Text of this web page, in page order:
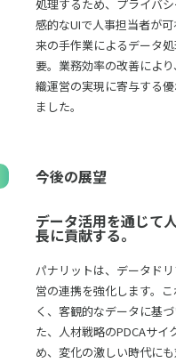
処理するため、プライバ
感的なUIで人事担当者が
来の手作業によるデータ
要。業務効率の改善によ
織運営の実現に寄与する
ました。
今後の展望
データ活用を通じて
長に貢献する。
パナリットは、データド
営の連携を強化します。
く、客観的なデータに基
た、人材戦略のPDCAサ
め、変化の激しい時代に